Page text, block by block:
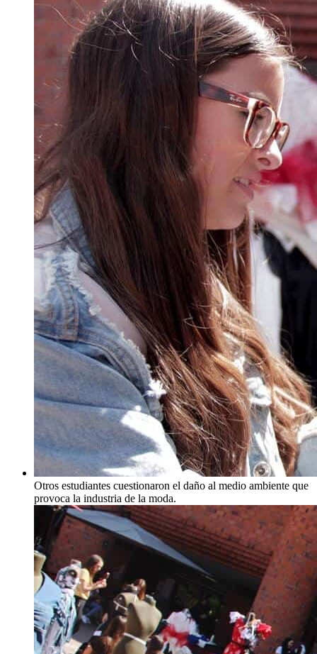
Otros estudiantes cuestionaron el daño al medio ambiente que
provoca la industria de la moda.